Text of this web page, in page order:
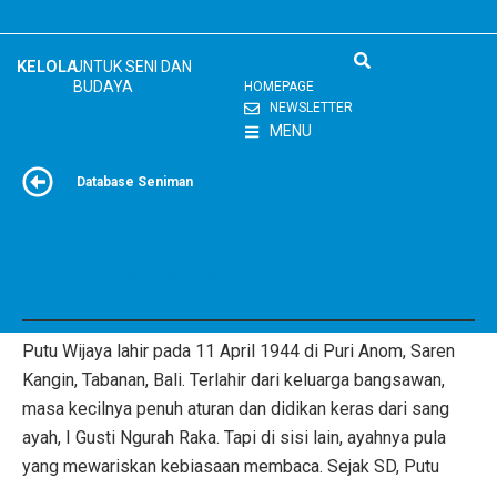
to
content
KELOLAUNTUK SENI DAN
BUDAYA
HOMEPAGE
NEWSLETTER
MENU
Database Seniman
Putu Wijaya lahir pada 11 April 1944 di Puri Anom, Saren
Kangin, Tabanan, Bali. Terlahir dari keluarga bangsawan,
masa kecilnya penuh aturan dan didikan keras dari sang
ayah, I Gusti Ngurah Raka. Tapi di sisi lain, ayahnya pula
yang mewariskan kebiasaan membaca. Sejak SD, Putu